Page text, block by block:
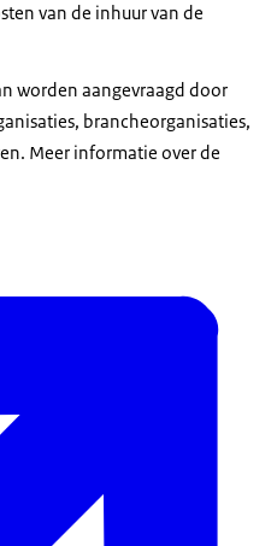
van de inhuur van de
worden aangevraagd door
brancheorganisaties,
Meer informatie over de